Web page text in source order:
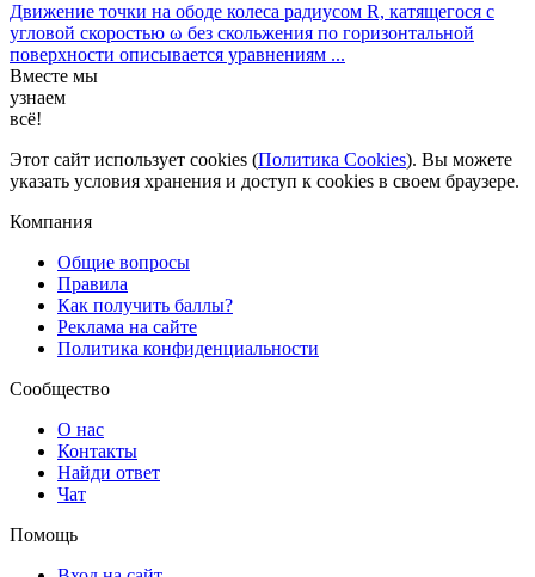
Движение точки на ободе колеса радиусом R, катящегося с
угловой скоростью ω без скольжения по горизонтальной
поверхности описывается уравнениям ...
Вместе мы
узнаем
всё!
Этот сайт использует cookies (Политика Cookies). Вы можете
указать условия хранения и доступ к cookies в своем браузере.
Компания
Общие вопросы
Правила
Как получить баллы?
Реклама на сайте
Политика конфиденциальности
Сообщество
О нас
Контакты
Найди ответ
Чат
Помощь